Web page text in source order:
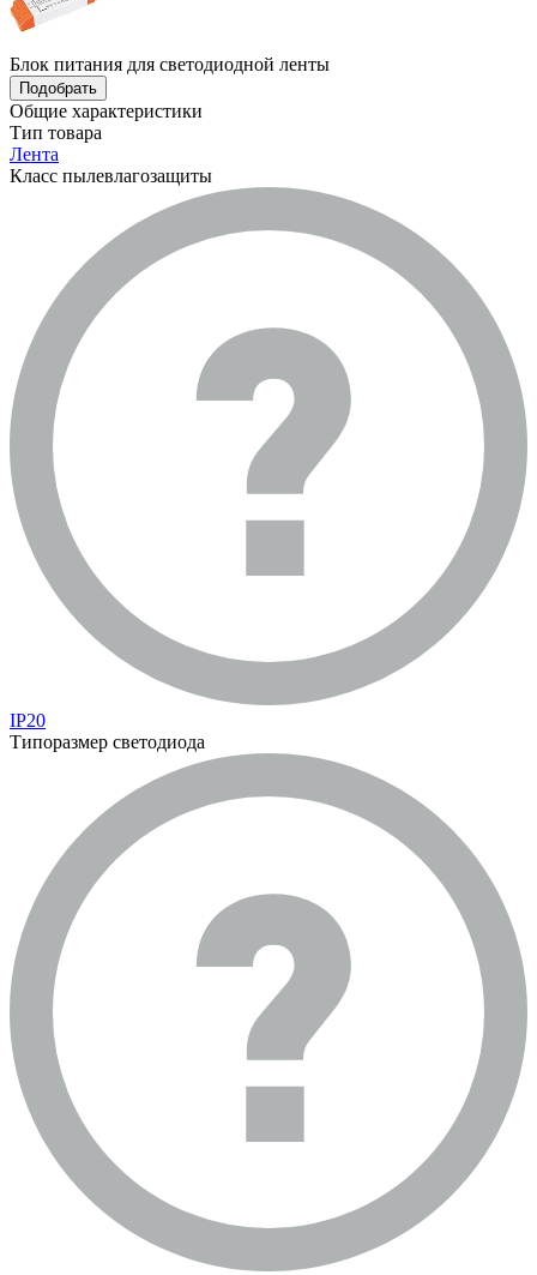
Блок питания для светодиодной ленты
Подобрать
Общие характеристики
Тип товара
Лента
Класс пылевлагозащиты
IP20
Типоразмер светодиода